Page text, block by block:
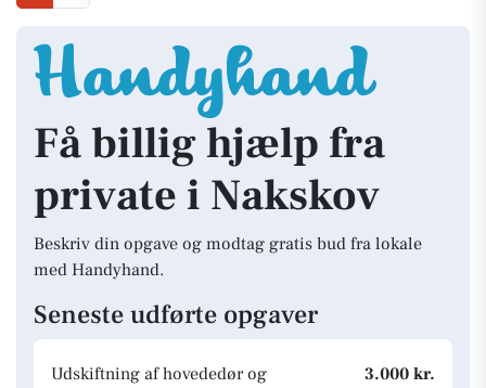
Få billig hjælp fra
private i Nakskov
Beskriv din opgave og modtag gratis bud fra lokale
med Handyhand.
Seneste udførte opgaver
Udskiftning af hovededør og
3.000 kr.